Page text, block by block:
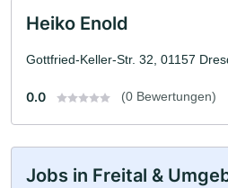
Heiko Enold
Gottfried-Keller-Str. 32, 01157
0.0 (0 Bewertungen)
Jobs in Freital &